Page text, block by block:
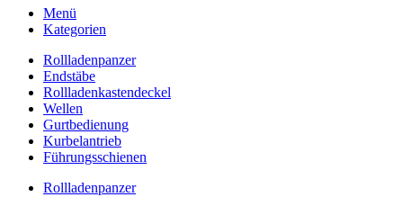
Menü
Kategorien
Rollladenpanzer
Endstäbe
Rollladenkastendeckel
Wellen
Gurtbedienung
Kurbelantrieb
Führungsschienen
Rollladenpanzer